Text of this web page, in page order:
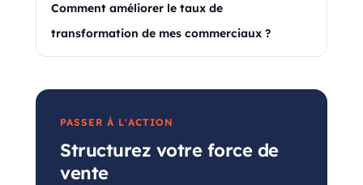
Comment améliorer le taux de
transformation de mes commerciaux ?
PASSER À L'ACTION
Structurez votre force de
vente